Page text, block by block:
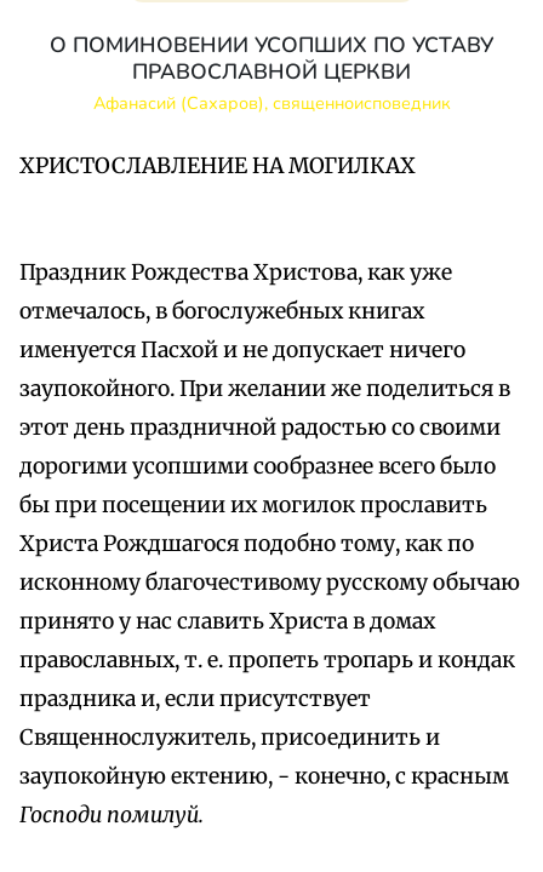
О ПОМИНОВЕНИИ УСОПШИХ ПО УСТАВУ
ПРАВОСЛАВНОЙ ЦЕРКВИ
Афанасий (Сахаров), священноисповедник
ХРИСТОСЛАВЛЕНИЕ НА МОГИЛКАХ
Праздник Рождества Христова, как уже
отмечалось, в богослужебных книгах
именуется Пасхой и не допускает ничего
заупокойного. При желании же поделиться в
этот день праздничной радостью со своими
дорогими усопшими сообразнее всего было
бы при посещении их могилок прославить
Христа Рождшагося подобно тому, как по
исконному благочестивому русскому обычаю
принято у нас славить Христа в домах
православных, т. е. пропеть тропарь и кондак
праздника и, если присутствует
Священнослужитель, присоединить и
заупокойную ектению, - конечно, с красным
Господи помилуй.